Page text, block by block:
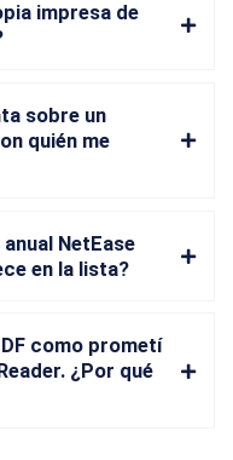
impresa de
sobre un
quién me
NetEase
en la lista?
como prometí
¿Por qué